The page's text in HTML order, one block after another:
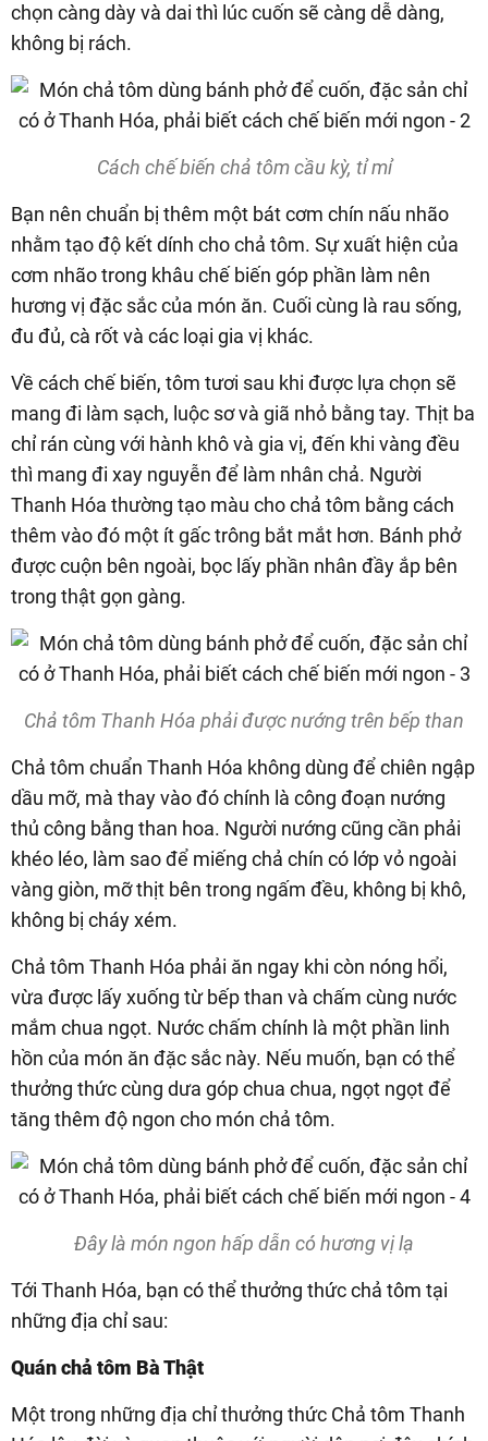
chọn càng dày và dai thì lúc cuốn sẽ càng dễ dàng,
không bị rách.
Cách chế biến chả tôm cầu kỳ, tỉ mỉ
Bạn nên chuẩn bị thêm một bát cơm chín nấu nhão
nhằm tạo độ kết dính cho chả tôm. Sự xuất hiện của
cơm nhão trong khâu chế biến góp phần làm nên
hương vị đặc sắc của món ăn. Cuối cùng là rau sống,
đu đủ, cà rốt và các loại gia vị khác.
Về cách chế biến, tôm tươi sau khi được lựa chọn sẽ
mang đi làm sạch, luộc sơ và giã nhỏ bằng tay. Thịt ba
chỉ rán cùng với hành khô và gia vị, đến khi vàng đều
thì mang đi xay nguyễn để làm nhân chả. Người
Thanh Hóa thường tạo màu cho chả tôm bằng cách
thêm vào đó một ít gấc trông bắt mắt hơn. Bánh phở
được cuộn bên ngoài, bọc lấy phần nhân đầy ắp bên
trong thật gọn gàng.
Chả tôm Thanh Hóa phải được nướng trên bếp than
Chả tôm chuẩn Thanh Hóa không dùng để chiên ngập
dầu mỡ, mà thay vào đó chính là công đoạn nướng
thủ công bằng than hoa. Người nướng cũng cần phải
khéo léo, làm sao để miếng chả chín có lớp vỏ ngoài
vàng giòn, mỡ thịt bên trong ngấm đều, không bị khô,
không bị cháy xém.
Chả tôm Thanh Hóa phải ăn ngay khi còn nóng hổi,
vừa được lấy xuống từ bếp than và chấm cùng nước
mắm chua ngọt. Nước chấm chính là một phần linh
hồn của món ăn đặc sắc này. Nếu muốn, bạn có thể
thưởng thức cùng dưa góp chua chua, ngọt ngọt để
tăng thêm độ ngon cho món chả tôm.
Đây là món ngon hấp dẫn có hương vị lạ
Tới Thanh Hóa, bạn có thể thưởng thức chả tôm tại
những địa chỉ sau:
Quán chả tôm Bà Thật
Một trong những địa chỉ thưởng thức Chả tôm Thanh